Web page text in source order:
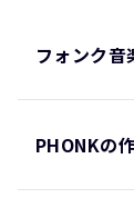
フォンク音
PHONKの